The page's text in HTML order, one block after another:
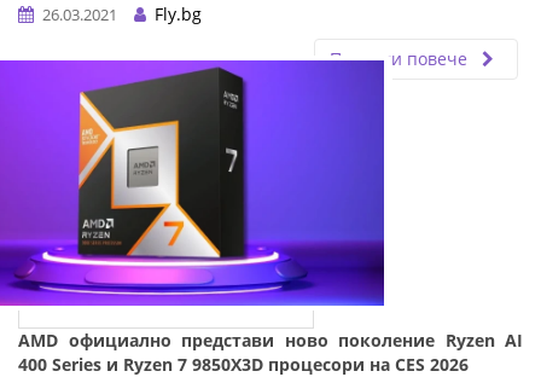
26.03.2021
Fly.bg
Прочети повече
AMD официално представи ново поколение Ryzen AI
400 Series и Ryzen 7 9850X3D процесори на CES 2026